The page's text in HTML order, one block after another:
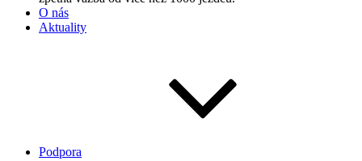
O nás
Aktuality
Podpora